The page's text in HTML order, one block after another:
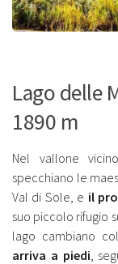
Lago delle
1890 m
Nel vallone
specchiano le
Val di Sole, e il
suo piccolo rifugio
lago cambiano
arriva a piedi ,